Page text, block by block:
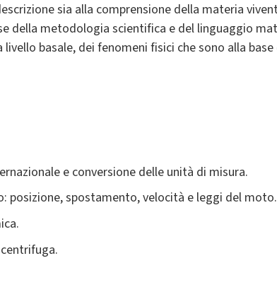
sia alla comprensione della materia
della metodologia scientifica e del linguaggio
basale, dei fenomeni fisici che sono alla
e conversione delle unità di misura.
posizione, spostamento, velocità e leggi del moto.